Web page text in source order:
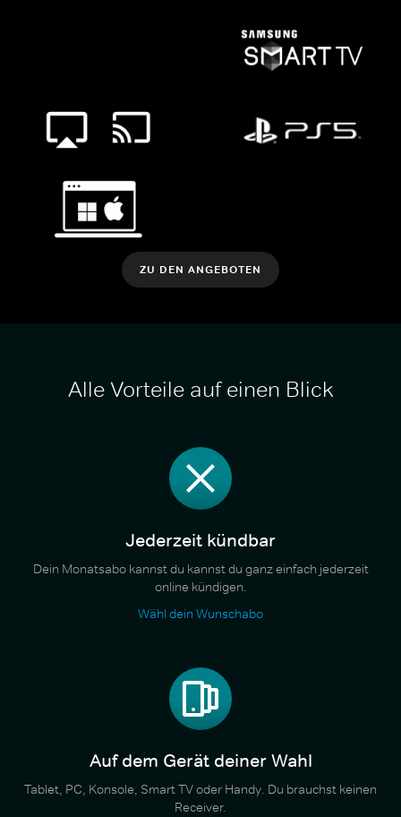
ZU DEN ANGEBOTEN
Alle Vorteile auf einen Blick
Jederzeit kündbar
Dein Monatsabo kannst du kannst du ganz einfach jederzeit
online kündigen.
Wähl dein Wunschabo
Auf dem Gerät deiner Wahl
Tablet, PC, Konsole, Smart TV oder Handy. Du brauchst keinen
Receiver.